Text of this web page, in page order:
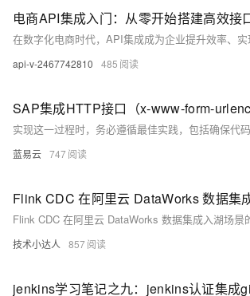
电商API集成入门：从零开始搭建高效接
api-v-2467742810 485
SAP集成HTTP接口（x-www-form-
蓝易云 747
Flink CDC 在阿里云 DataWorks 数据集成入湖场景
技术小达人 857
jenkins学习笔记之九：jenkins认证集成